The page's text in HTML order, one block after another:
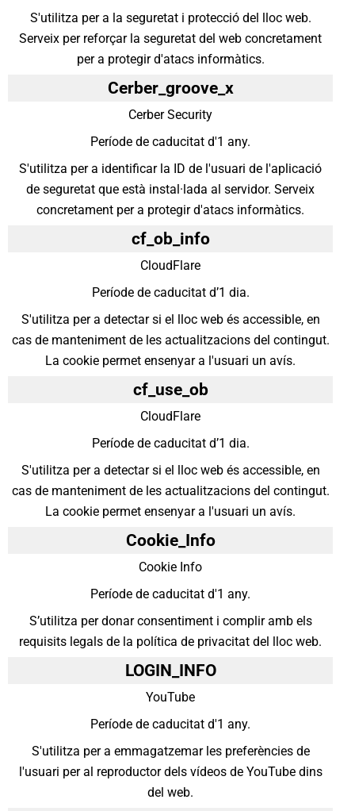
S'utilitza per a la seguretat i protecció del lloc web.
Serveix per reforçar la seguretat del web concretament
per a protegir d'atacs informàtics.
Cerber_groove_x
Cerber Security
Període de caducitat d'1 any.
S'utilitza per a identificar la ID de l'usuari de l'aplicació
de seguretat que està instal·lada al servidor. Serveix
concretament per a protegir d'atacs informàtics.
cf_ob_info
CloudFlare
Període de caducitat d’1 dia.
S'utilitza per a detectar si el lloc web és accessible, en
cas de manteniment de les actualitzacions del contingut.
La cookie permet ensenyar a l'usuari un avís.
cf_use_ob
CloudFlare
Període de caducitat d’1 dia.
S'utilitza per a detectar si el lloc web és accessible, en
cas de manteniment de les actualitzacions del contingut.
La cookie permet ensenyar a l'usuari un avís.
Cookie_Info
Cookie Info
Període de caducitat d'1 any.
S’utilitza per donar consentiment i complir amb els
requisits legals de la política de privacitat del lloc web.
LOGIN_INFO
YouTube
Període de caducitat d'1 any.
S'utilitza per a emmagatzemar les preferències de
l'usuari per al reproductor dels vídeos de YouTube dins
del web.